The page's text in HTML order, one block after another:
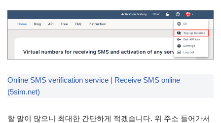
Online SMS verification service | Receive SMS online
(5sim.net)
할 말이 많으니 최대한 간단하게 적겠습니다. 위 주소 들어가서